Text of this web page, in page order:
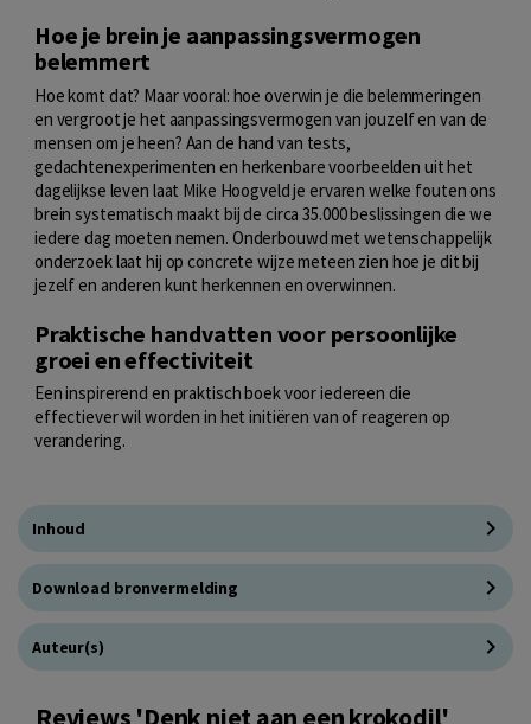
Hoe je brein je aanpassingsvermogen
belemmert
Hoe komt dat? Maar vooral: hoe overwin je die belemmeringen
en vergroot je het aanpassingsvermogen van jouzelf en van de
mensen om je heen? Aan de hand van tests,
gedachtenexperimenten en herkenbare voorbeelden uit het
dagelijkse leven laat Mike Hoogveld je ervaren welke fouten ons
brein systematisch maakt bij de circa 35.000 beslissingen die we
iedere dag moeten nemen. Onderbouwd met wetenschappelijk
onderzoek laat hij op concrete wijze meteen zien hoe je dit bij
jezelf en anderen kunt herkennen en overwinnen.
Praktische handvatten voor persoonlijke
groei en effectiviteit
Een inspirerend en praktisch boek voor iedereen die
effectiever wil worden in het initiëren van of reageren op
verandering.
Inhoud
Download bronvermelding
Auteur(s)
Reviews 'Denk niet aan een krokodil'